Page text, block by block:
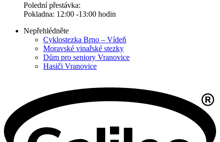
Polední přestávka:
Pokladna: 12:00 -13:00 hodin
Nepřehlédněte
Cyklostezka Brno – Vídeň
Moravské vinařské stezky
Dům pro seniory Vranovice
Hasiči Vranovice